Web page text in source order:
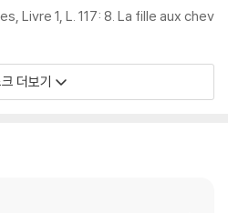
Livre 1, L. 117: 8. La fille aux chev
더보기